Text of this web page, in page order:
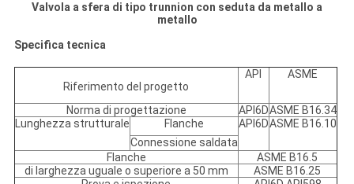
Valvola a sfera di tipo trunnion con seduta da metallo a
metallo
Specifica tecnica
Riferimento del progetto
API ASME
Norma di progettazione API6DASME B16.34
Lunghezza strutturale
Flanche API6DASME B16.10
Connessione saldata
Flanche
ASME B16.5
di larghezza uguale o superiore a 50 mm
ASME B16.25